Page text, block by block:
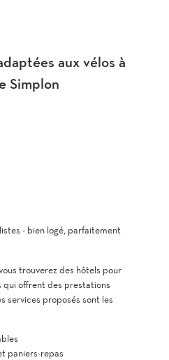
aux vélos à
Simplon
- bien logé, parfaitement
trouverez des hôtels pour
offrent des prestations
services proposés sont les
paniers-repas